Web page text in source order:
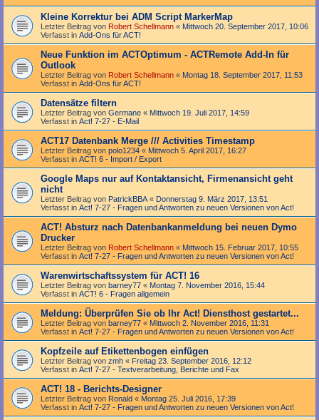
Kleine Korrektur bei ADM Script MarkerMap
Letzter Beitrag von Robert Schellmann « Mittwoch 20. September 2017, 10:06
Verfasst in Add-Ons für ACT!
Neue Funktion im ACTOptimum - ACTRemote Add-In für
Outlook
Letzter Beitrag von Robert Schellmann « Montag 18. September 2017, 11:53
Verfasst in Add-Ons für ACT!
Datensätze filtern
Letzter Beitrag von Germane « Mittwoch 19. Juli 2017, 14:59
Verfasst in Act! 7-27 - E-Mail
ACT17 Datenbank Merge /// Activities Timestamp
Letzter Beitrag von polo1234 « Mittwoch 5. April 2017, 16:27
Verfasst in ACT! 6 - Import / Export
Google Maps nur auf Kontaktansicht, Firmenansicht geht
nicht
Letzter Beitrag von PatrickBBA « Donnerstag 9. März 2017, 13:51
Verfasst in Act! 7-27 - Fragen und Antworten zu neuen Versionen von Act!
ACT! Absturz nach Datenbankanmeldung bei neuen Dymo
Drucker
Letzter Beitrag von Robert Schellmann « Mittwoch 15. Februar 2017, 10:55
Verfasst in Act! 7-27 - Fragen und Antworten zu neuen Versionen von Act!
Warenwirtschaftssystem für ACT! 16
Letzter Beitrag von barney77 « Montag 7. November 2016, 15:44
Verfasst in ACT! 6 - Fragen allgemein
Meldung: Überprüfen Sie ob Ihr Act! Diensthost gestartet...
Letzter Beitrag von barney77 « Mittwoch 2. November 2016, 11:31
Verfasst in Act! 7-27 - Fragen und Antworten zu neuen Versionen von Act!
Kopfzeile auf Etikettenbogen einfügen
Letzter Beitrag von zmh « Freitag 23. September 2016, 12:12
Verfasst in Act! 7-27 - Text­­ver­arbei­tung, Berichte und Fax
ACT! 18 - Berichts-Designer
Letzter Beitrag von Ronald « Montag 25. Juli 2016, 17:39
Verfasst in Act! 7-27 - Fragen und Antworten zu neuen Versionen von Act!